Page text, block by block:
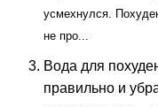
усмехнулся.
не про...
Вода для
правильно и